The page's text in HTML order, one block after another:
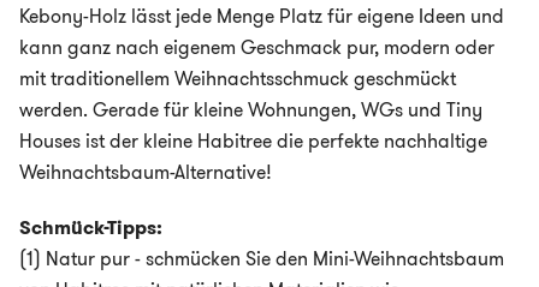
Kebony-Holz lässt jede Menge Platz für eigene Ideen und
kann ganz nach eigenem Geschmack pur, modern oder
mit traditionellem Weihnachtsschmuck geschmückt
werden. Gerade für kleine Wohnungen, WGs und Tiny
Houses ist der kleine Habitree die perfekte nachhaltige
Weihnachtsbaum-Alternative!
Schmück-Tipps:
(1) Natur pur - schmücken Sie den Mini-Weihnachtsbaum